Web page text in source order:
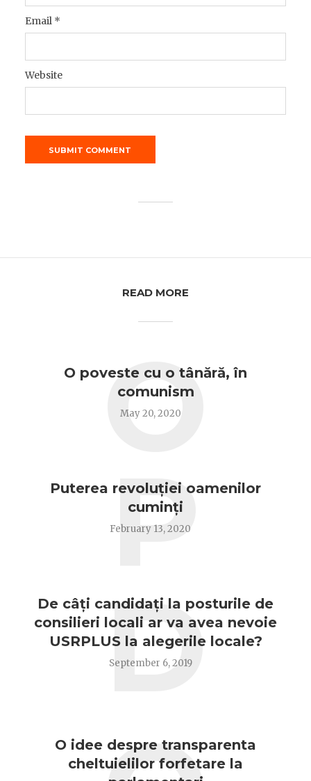
Email *
Website
READ MORE
O poveste cu o tânără, în
comunism
May 20, 2020
O
Puterea revoluției oamenilor
cuminți
February 13, 2020
P
De câți candidați la posturile de
consilieri locali ar va avea nevoie
USRPLUS la alegerile locale?
September 6, 2019
D
O idee despre transparenta
cheltuielilor forfetare la